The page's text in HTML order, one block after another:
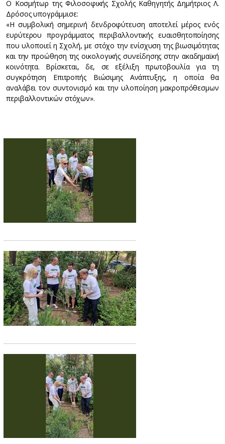
Ο Κοσμήτωρ της Φιλοσοφικής Σχολής Καθηγητής Δημήτριος Λ.
Δρόσος υπογράμμισε:
«Η συμβολική σημερινή δενδροφύτευση αποτελεί μέρος ενός
ευρύτερου προγράμματος περιβαλλοντικής ευαισθητοποίησης
που υλοποιεί η Σχολή, με στόχο την ενίσχυση της βιωσιμότητας
και την προώθηση της οικολογικής συνείδησης στην ακαδημαϊκή
κοινότητα. Βρίσκεται, δε, σε εξέλιξη πρωτοβουλία για τη
συγκρότηση Επιτροπής Βιώσιμης Ανάπτυξης, η οποία θα
αναλάβει τον συντονισμό και την υλοποίηση μακροπρόθεσμων
περιβαλλοντικών στόχων».